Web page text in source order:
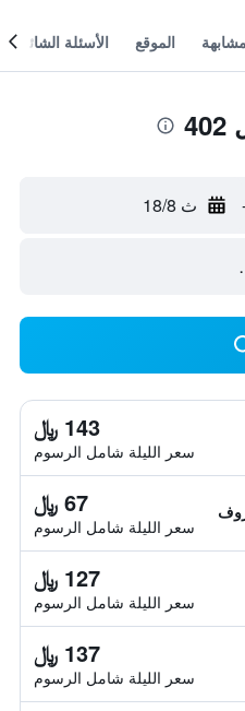
الموقع الأسئلة الشائعة
ث 18/8
143 ﷼
سعر الليلة شامل الرسوم
67 ﷼
سعر الليلة شامل الرسوم
127 ﷼
سعر الليلة شامل الرسوم
137 ﷼
سعر الليلة شامل الرسوم